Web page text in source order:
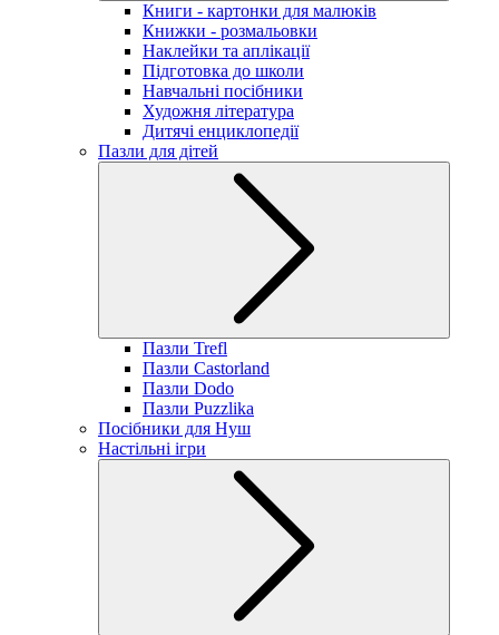
Книги - картонки для малюків
Книжки - розмальовки
Наклейки та аплікації
Підготовка до школи
Навчальні посібники
Художня література
Дитячі енциклопедії
Пазли для дітей
Пазли Trefl
Пазли Castorland
Пазли Dodo
Пазли Puzzlika
Посібники для Нуш
Настільні ігри